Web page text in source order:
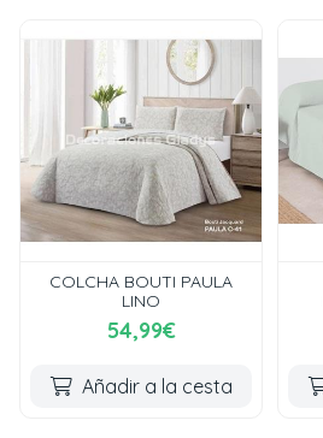
COLCHA BOUTI PAULA
LINO
54,99€
Añadir a la cesta